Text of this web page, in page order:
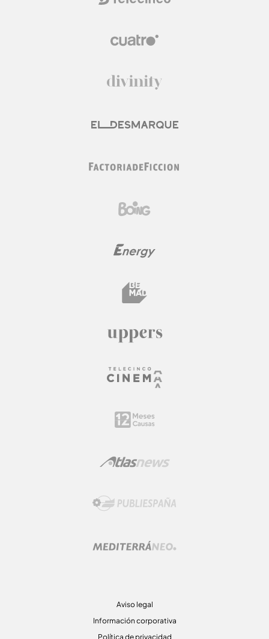
Aviso legal
Información corporativa
Política de privacidad